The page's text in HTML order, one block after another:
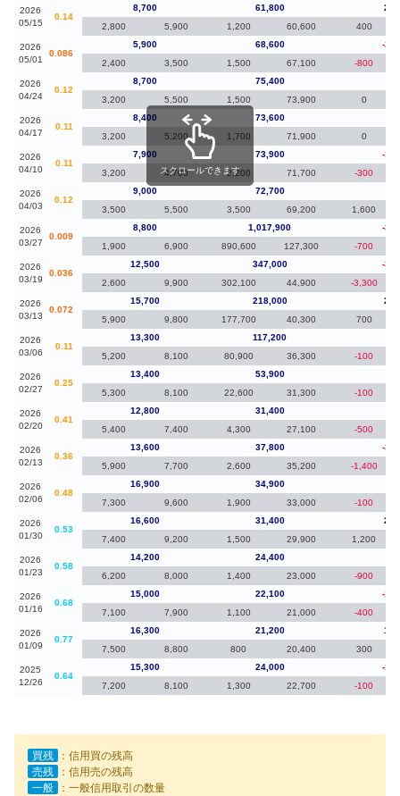
2026
05/15
0.14
8,700 61,800
2,800
5,900 1,200 60,600 400
2026
05/01
0.086
5,900 68,600
-
2,400
3,500 1,500 67,100 -800
2026
04/24
0.12
8,700 75,400
3,200
5,500 1,500 73,900 0
2026
04/17
0.11
8,400 73,600
3,200
5,200 1,700 71,900 0
2026
04/10
0.11
7,900 73,900
-
3,200
4,700 2,200 71,700 -300
2026
04/03
0.12
9,000 72,700
3,500
5,500 3,500 69,200 1,600
2026
03/27
0.009
8,800 1,017,900
-
1,900
6,900 890,600 127,300 -700
2026
03/19
0.036
12,500 347,000
-
2,600
9,900 302,100 44,900 -3,300
2026
03/13
0.072
15,700 218,000
5,900
9,800 177,700 40,300 700
2026
03/06
0.11
13,300 117,200
5,200
8,100 80,900 36,300 -100
2026
02/27
0.25
13,400 53,900
5,300
8,100 22,600 31,300 -100
2026
02/20
0.41
12,800 31,400
5,400
7,400 4,300 27,100 -500
2026
02/13
0.36
13,600 37,800
-
5,900
7,700 2,600 35,200 -1,400
2026
02/06
0.48
16,900 34,900
7,300
9,600 1,900 33,000 -100
2026
01/30
0.53
16,600 31,400
7,400
9,200 1,500 29,900 1,200
2026
01/23
0.58
14,200 24,400
6,200
8,000 1,400 23,000 -900
2026
01/16
0.68
15,000 22,100
-
7,100
7,900 1,100 21,000 -400
2026
01/09
0.77
16,300 21,200
7,500
8,800 800 20,400 300
2025
12/26
0.64
15,300 24,000
-
7,200
8,100 1,300 22,700 -100
スクロールできます
買残
：信用買の残高
売残
：信用売の残高
一般
：一般信用取引の数量